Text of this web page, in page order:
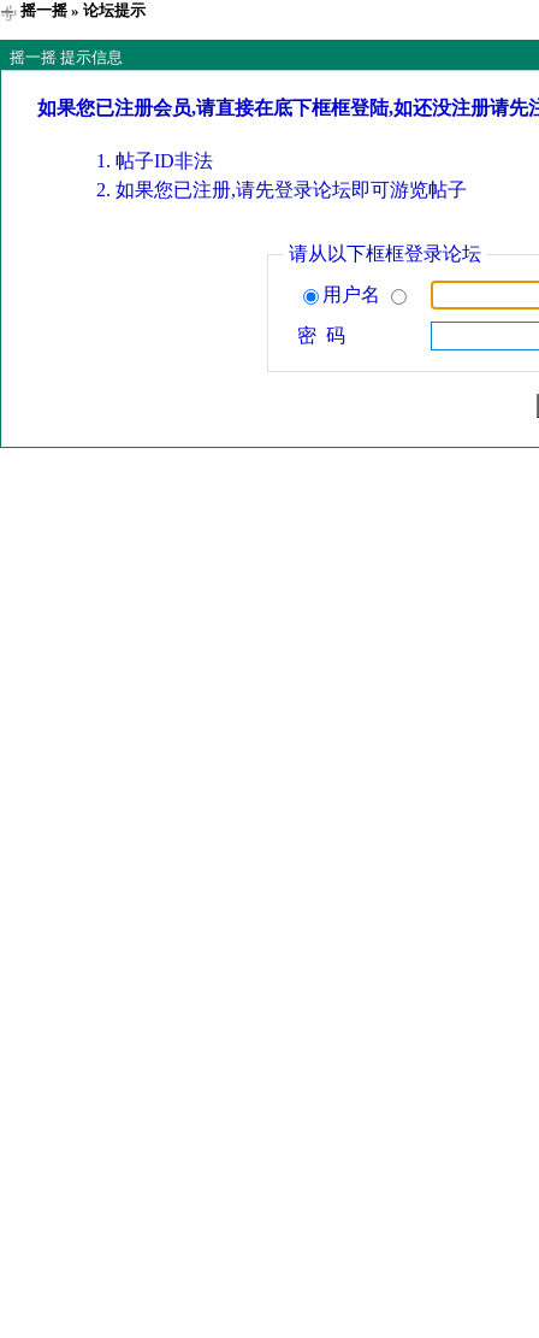
摇一摇» 论坛提示
摇一摇 提示信息
如果您已注册会员,请直接在底下框框登陆,如还没注册请先
帖子ID非法
如果您已注册,请先登录论坛即可游览帖子
请从以下框框登录论坛
用户名
密 码